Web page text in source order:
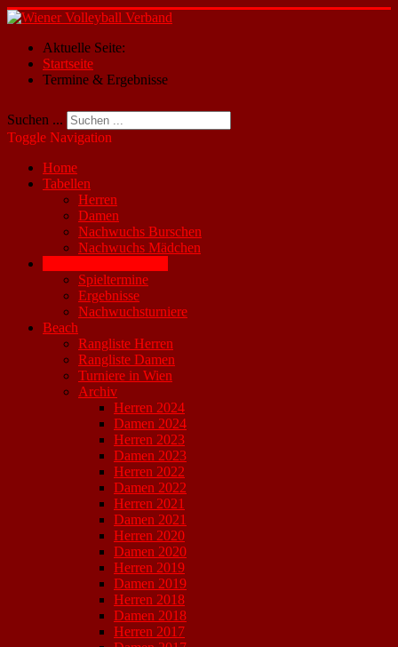
Aktuelle Seite:
Startseite
Termine & Ergebnisse
Suchen ...
Toggle Navigation
Home
Tabellen
Herren
Damen
Nachwuchs Burschen
Nachwuchs Mädchen
Spieltermine
Ergebnisse
Nachwuchsturniere
Beach
Rangliste Herren
Rangliste Damen
Turniere in Wien
Archiv
Herren 2024
Damen 2024
Herren 2023
Damen 2023
Herren 2022
Damen 2022
Herren 2021
Damen 2021
Herren 2020
Damen 2020
Herren 2019
Damen 2019
Herren 2018
Damen 2018
Herren 2017